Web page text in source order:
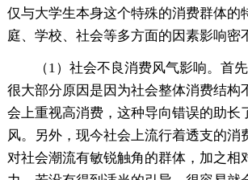
仅与大学生本身这个特殊的消费群体的
庭、学校、社会等多方面的因素影响密
（1）社会不良消费风气影响。首先
很大部分原因是因为社会整体消费结构
会上重视高消费，这种导向错误的助长
风。另外，现今社会上流行着透支的消
对社会潮流有敏锐触角的群体，加之相